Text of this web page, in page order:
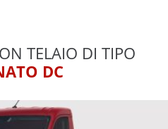
TELAIO DI TIPO
DC